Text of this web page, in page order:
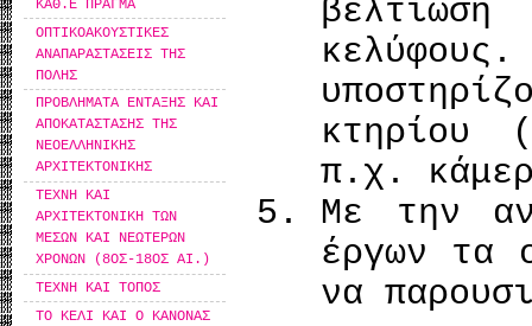
ΚΑΘ.Ε ΠΡΑΓΜΑ
ΟΠΤΙΚΟΑΚΟΥΣΤΙΚΕΣ
ΑΝΑΠΑΡΑΣΤΑΣΕΙΣ ΤΗΣ
ΠΟΛΗΣ
ΠΡΟΒΛΗΜΑΤΑ ΕΝΤΑΞΗΣ ΚΑΙ
ΑΠΟΚΑΤΑΣΤΑΣΗΣ ΤΗΣ
ΝΕΟΕΛΛΗΝΙΚΗΣ
ΑΡΧΙΤΕΚΤΟΝΙΚΗΣ
ΤΕΧΝΗ ΚΑΙ
ΑΡΧΙΤΕΚΤΟΝΙΚΗ ΤΩΝ
ΜΕΣΩΝ ΚΑΙ ΝΕΩΤΕΡΩΝ
ΧΡΟΝΩΝ (8ΟΣ-18ΟΣ ΑΙ.)
ΤΕΧΝΗ ΚΑΙ ΤΟΠΟΣ
ΤΟ ΚΕΛΙ ΚΑΙ Ο ΚΑΝΟΝΑΣ
κελύφους.
κτηρίου
π.χ.
Με την
έργων τα
να